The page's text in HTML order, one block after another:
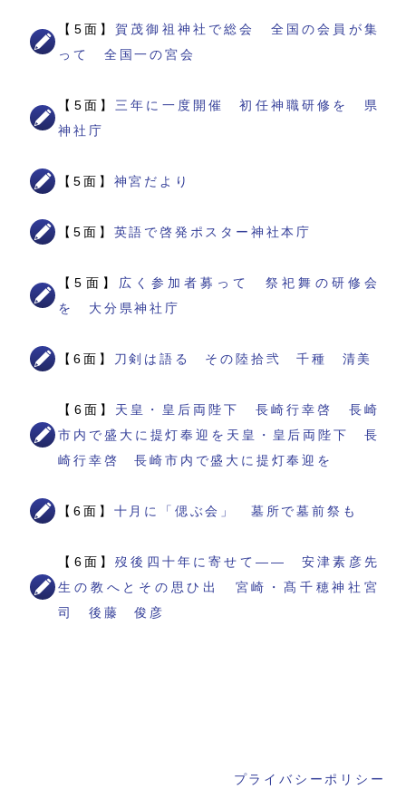
【5面】賀茂御祖神社で総会 全国の会員が集
って 全国一の宮会
【5面】 三年に一度開催 初任神職研修を 県
神社庁
【5面】 神宮だより
【5面】 英語で啓発ポスター神社本庁
【5面】 広く参加者募って 祭祀舞の研修会
を 大分県神社庁
【6面】 刀剣は語る その陸拾弐 千種 清美
【6面】 天皇・皇后両陛下 長崎行幸啓 長崎
市内で盛大に提灯奉迎を天皇・皇后両陛下 長
崎行幸啓 長崎市内で盛大に提灯奉迎を
【6面】 十月に「偲ぶ会」 墓所で墓前祭も
【6面】歿後四十年に寄せて―― 安津素彦先
生の教へとその思ひ出 宮崎・髙千穂神社宮
司 後藤 俊彦
プライバシーポリシー